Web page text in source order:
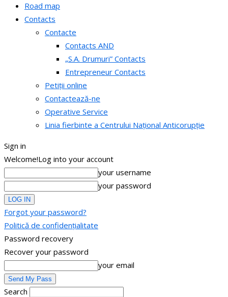
Road map
Contacts
Contacte
Contacts AND
„S.A. Drumuri” Contacts
Entrepreneur Contacts
Petiții online
Contactează-ne
Operative Service
Linia fierbinte a Centrului Național Anticorupție
Sign in
Welcome!Log into your account
your username
your password
Forgot your password?
Politică de confidențialitate
Password recovery
Recover your password
your email
Search